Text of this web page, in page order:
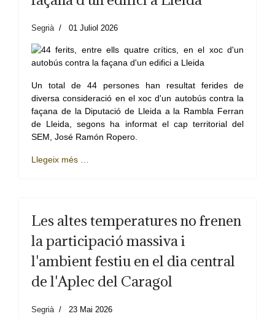
Segrià 01 Juliol 2026
Un total de 44 persones han resultat ferides de
diversa consideració en el xoc d'un autobús contra la
façana de la Diputació de Lleida a la Rambla Ferran
de Lleida, segons ha informat el cap territorial del
SEM, José Ramón Ropero.
Llegeix més …
Les altes temperatures no frenen
la participació massiva i
l'ambient festiu en el dia central
de l'Aplec del Caragol
Segrià 23 Mai 2026